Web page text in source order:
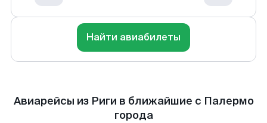
Найти авиабилеты
Авиарейсы из Риги в ближайшие с Палермо
города